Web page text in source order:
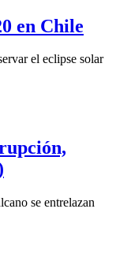
en Chile
el eclipse solar
se entrelazan